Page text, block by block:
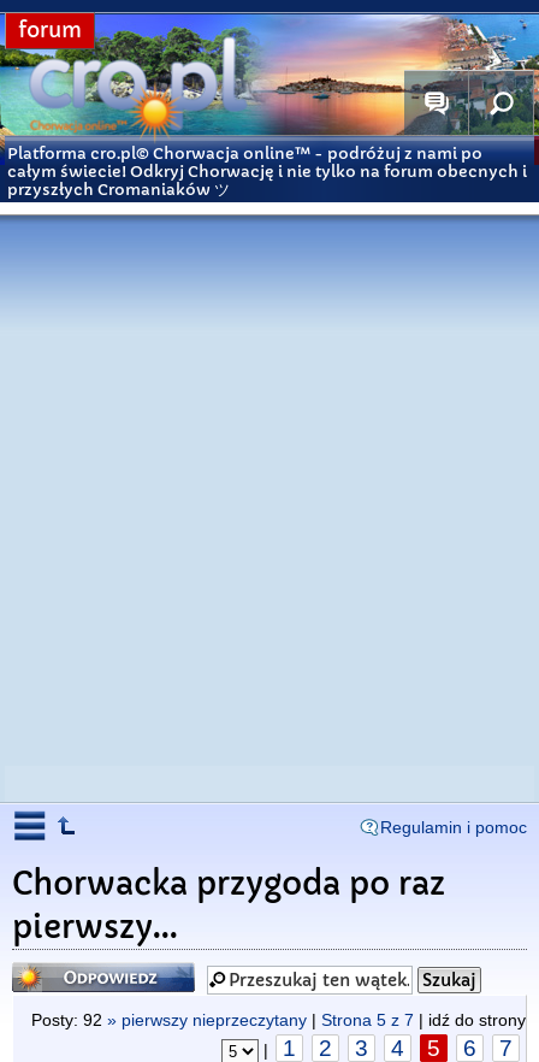
forum
Platforma cro.pl© Chorwacja online™ - podróżuj z nami po
całym świecie! Odkryj Chorwację i nie tylko na forum obecnych i
przyszłych Cromaniaków ツ
Regulamin i pomoc
Chorwacka przygoda po raz
pierwszy...
Odpowiedz
Posty: 92 » pierwszy nieprzeczytany | Strona 5 z 7 | idź do strony
|
1 2 3 4 5 6 7